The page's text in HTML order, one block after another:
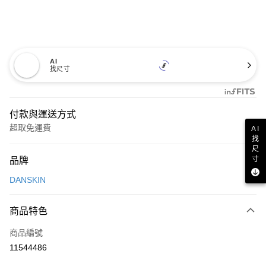
AI
找尺寸
付款與運送方式
超取免運費
信用卡一次付款
LINE Pay
Apple Pay
品牌
DANSKIN
商品特色
商品編號
11544486
AI
找
尺
寸